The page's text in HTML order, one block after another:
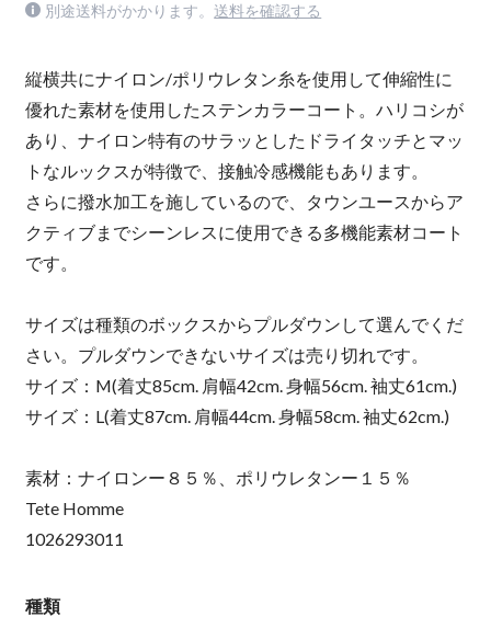
別途送料がかかります。 送料を確認する
縦横共にナイロン/ポリウレタン糸を使用して伸縮性に
優れた素材を使用したステンカラーコート。ハリコシが
あり、ナイロン特有のサラッとしたドライタッチとマッ
トなルックスが特徴で、接触冷感機能もあります。
さらに撥水加工を施しているので、タウンユースからア
クティブまでシーンレスに使用できる多機能素材コート
です。
サイズは種類のボックスからプルダウンして選んでくだ
さい。プルダウンできないサイズは売り切れです。
サイズ：M(着丈85cm. 肩幅42cm. 身幅56cm. 袖丈61cm.)
サイズ：L(着丈87cm. 肩幅44cm. 身幅58cm. 袖丈62cm.)
素材：ナイロンー８５％、ポリウレタンー１５％
Tete Homme
1026293011
種類